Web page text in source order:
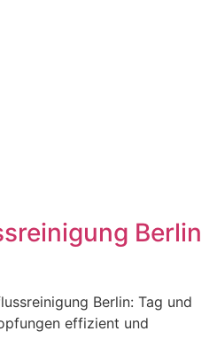
Berlin
Berlin: Tag und
effizient und